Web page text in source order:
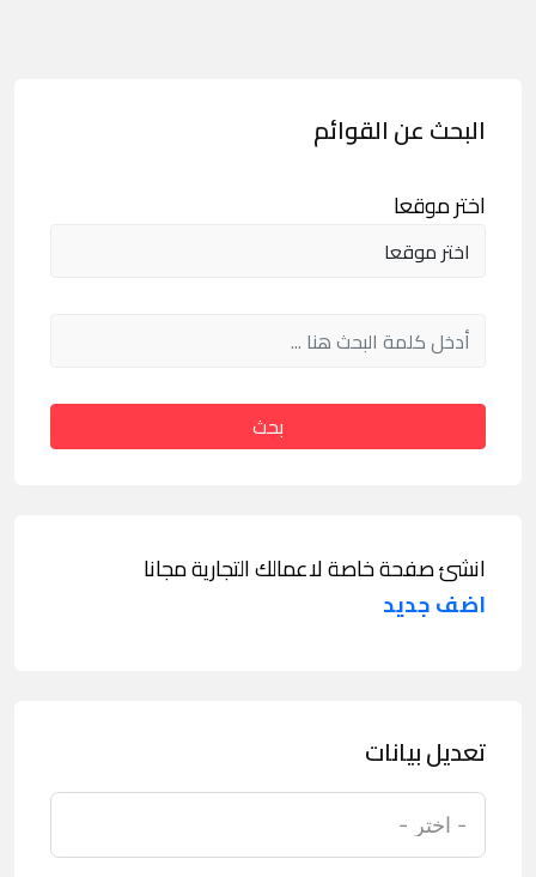
البحث عن القوائم
اختر موقعا
بحث
انشئ صفحة خاصة لاعمالك التجارية مجانا
اضف جديد
تعديل بيانات